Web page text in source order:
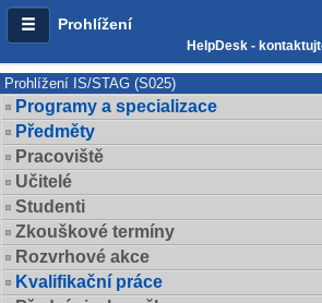
Prohlížení
HelpDesk -
Prohlížení IS/STAG (S025)
Programy a specializace
Předměty
Pracoviště
Učitelé
Studenti
Zkouškové termíny
Rozvrhové akce
Kvalifikační práce